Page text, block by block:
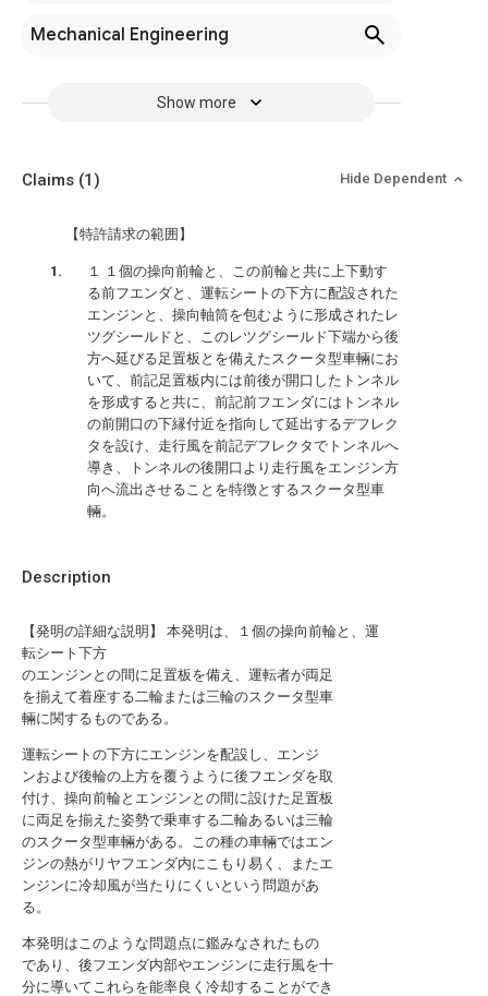
Mechanical Engineering
Show more
Description
【発明の詳細な説明】 本発明は、１個の操向前輪と、運
転シート下方
のエンジンとの間に足置板を備え、運転者が両足
を揃えて着座する二輪または三輪のスクータ型車
輛に関するものである。
運転シートの下方にエンジンを配設し、エンジ
ンおよび後輪の上方を覆うように後フエンダを取
付け、操向前輪とエンジンとの間に設けた足置板
に両足を揃えた姿勢で乗車する二輪あるいは三輪
のスクータ型車輛がある。この種の車輛ではエン
ジンの熱がリヤフエンダ内にこもり易く、またエ
ンジンに冷却風が当たりにくいという問題があ
る。
本発明はこのような問題点に鑑みなされたもの
であり、後フエンダ内部やエンジンに走行風を十
分に導いてこれらを能率良く冷却することができ
Claims (1) Hide Dependent
【特許請求の範囲】
１ １個の操向前輪と、この前輪と共に上下動す
る前フエンダと、運転シートの下方に配設された
エンジンと、操向軸筒を包むように形成されたレ
ツグシールドと、このレツグシールド下端から後
方へ延びる足置板とを備えたスクータ型車輛にお
いて、前記足置板内には前後が開口したトンネル
を形成すると共に、前記前フエンダにはトンネル
の前開口の下縁付近を指向して延出するデフレク
タを設け、走行風を前記デフレクタでトンネルへ
導き、トンネルの後開口より走行風をエンジン方
向へ流出させることを特徴とするスクータ型車
輛。